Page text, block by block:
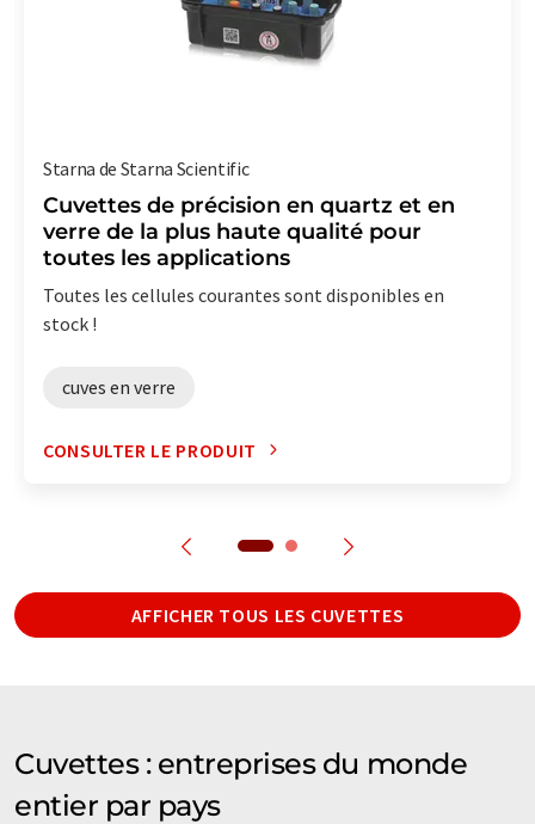
Starna de Starna Scientific
Cuvettes de précision en quartz et en
verre de la plus haute qualité pour
toutes les applications
Toutes les cellules courantes sont disponibles en
stock !
cuves en verre
CONSULTER LE PRODUIT
AFFICHER TOUS LES CUVETTES
Cuvettes : entreprises du monde
entier par pays